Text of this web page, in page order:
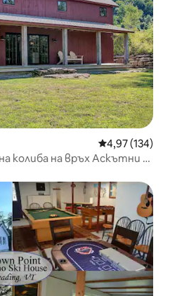
Средна
4,97 (134)
колиба на връх Аскътни с
гостите